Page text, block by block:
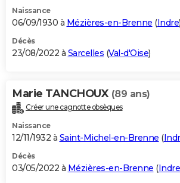
Naissance
06/09/1930 à Mézières-en-Brenne (Indre)
Décès
23/08/2022 à Sarcelles (Val-d'Oise)
Marie TANCHOUX (89 ans)
Créer une cagnotte obsèques
Naissance
12/11/1932 à Saint-Michel-en-Brenne (
Décès
03/05/2022 à Mézières-en-Brenne (Indre